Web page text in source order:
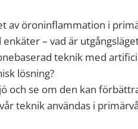
av öroninflammation i
– vad är
teknik med
lösning?
och se om den kan
teknik användas i